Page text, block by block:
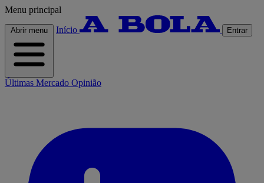
Menu principal
Abrir menu Início Entrar
Últimas Mercado Opinião